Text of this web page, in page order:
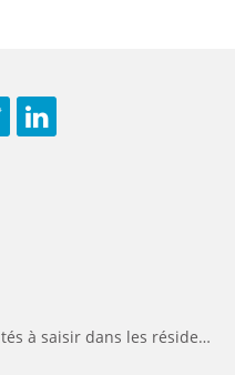
seniors du Nord et du Pas-de-Calais